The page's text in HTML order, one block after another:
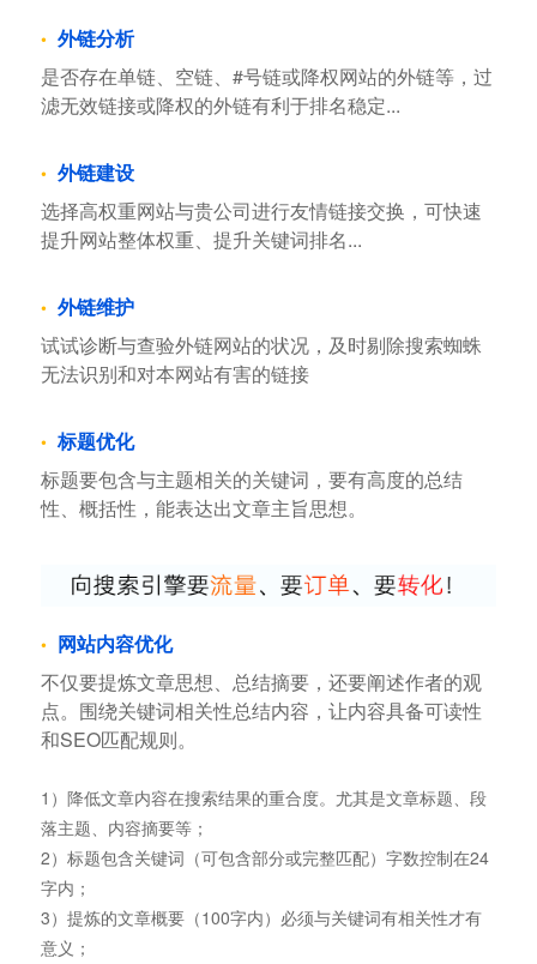
外链分析
是否存在单链、空链、#号链或降权网站的外链等，过
滤无效链接或降权的外链有利于排名稳定...
外链建设
选择高权重网站与贵公司进行友情链接交换，可快速
提升网站整体权重、提升关键词排名...
外链维护
试试诊断与查验外链网站的状况，及时剔除搜索蜘蛛
无法识别和对本网站有害的链接
标题优化
标题要包含与主题相关的关键词，要有高度的总结
性、概括性，能表达出文章主旨思想。
网站内容优化
不仅要提炼文章思想、总结摘要，还要阐述作者的观
点。围绕关键词相关性总结内容，让内容具备可读性
和SEO匹配规则。
1）降低文章内容在搜索结果的重合度。尤其是文章标题、段
落主题、内容摘要等；
2）标题包含关键词（可包含部分或完整匹配）字数控制在24
字内；
3）提炼的文章概要（100字内）必须与关键词有相关性才有
意义；